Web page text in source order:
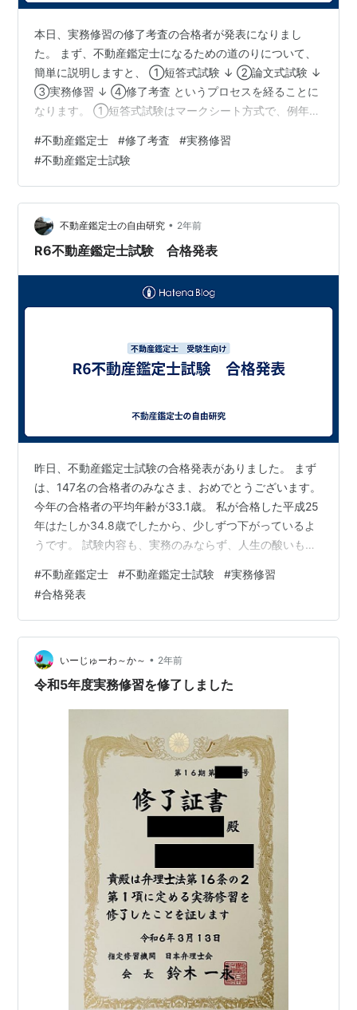
本日、実務修習の修了考査の合格者が発表になりまし
た。 まず、不動産鑑定士になるための道のりについて、
簡単に説明しますと、 ①短答式試験 ↓ ②論文式試験 ↓
③実務修習 ↓ ④修了考査 というプロセスを経ることに
なります。 ①短答式試験はマークシート方式で、例年5
②論文式試験を受験できるのは、短答式試験に合格した
人で、短答式試験に合格すると、その年を含めて3年の
間、受験資格を得られます。 論文式試験は例年8月に行
われ、3日間ぶっ続けのハードな試験です。 R6の合格率
は17.4％で合格者数は147名となっております。 一般的
に、不動産鑑定士…
#不動産鑑定士 #修了考査 #実務修習
#不動産鑑定士試験
不動産鑑定士の自由研究 • 2年前
R6不動産鑑定士試験 合格発表
昨日、不動産鑑定士試験の合格発表がありました。 まず
は、147名の合格者のみなさま、おめでとうございます。
今年の合格者の平均年齢が33.1歳。 私が合格した平成25
年はたしか34.8歳でしたから、少しずつ下がっているよ
うです。 試験内容も、実務のみならず、人生の酸いも甘
すれば合格する試験へと変遷しているようですので、目
的を果たしていると思います。 一方で、60歳以上の受験
者が69名で合格者がゼロ。55歳以上60歳未満の受験者
が70名で合格者が2名。知力と体力が試される試験になっ
ているようです。 なお、試験は600点満点で、平均点が
297.3点…
#不動産鑑定士 #不動産鑑定士試験 #実務修習
#合格発表
いーじゅーわ～か～ • 2年前
令和5年度実務修習を修了しました